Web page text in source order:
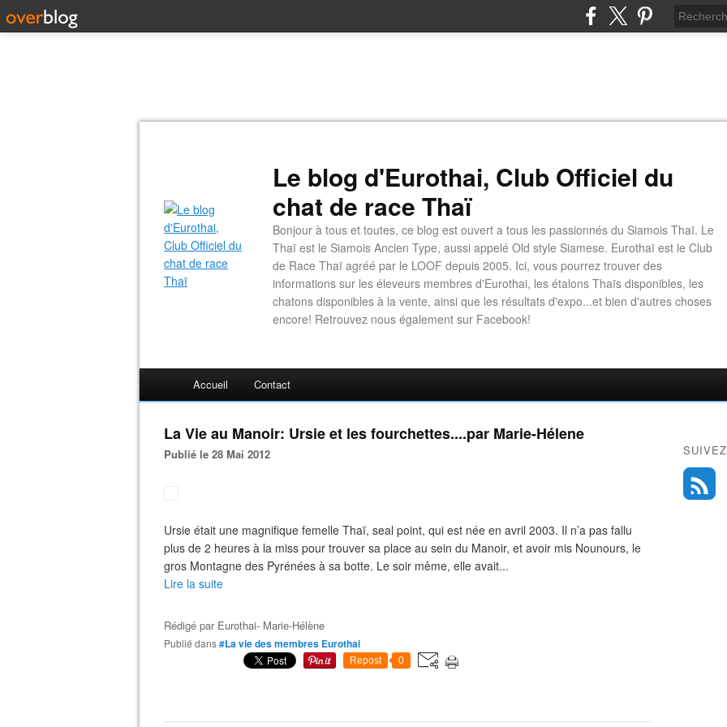
Le blog d'Eurothai, Club Officiel du
chat de race Thaï
Bonjour à tous et toutes, ce blog est ouvert a tous les passionnés du Siamois Thaï. Le
Thaï est le Siamois Ancien Type, aussi appelé Old style Siamese. Eurothaï est le Club
de Race Thaï agréé par le LOOF depuis 2005. Ici, vous pourrez trouver des
informations sur les éleveurs membres d'Eurothai, les étalons Thaïs disponibles, les
chatons disponibles à la vente, ainsi que les résultats d'expo...et bien d'autres choses
encore! Retrouvez nous également sur Facebook!
Accueil Contact
La Vie au Manoir: Ursie et les fourchettes....par Marie-Hélene
Publié le 28 Mai 2012
Ursie était une magnifique femelle Thaï, seal point, qui est née en avril 2003. Il n’a pas fallu
plus de 2 heures à la miss pour trouver sa place au sein du Manoir, et avoir mis Nounours, le
gros Montagne des Pyrénées à sa botte. Le soir même, elle avait...
Lire la suite
Rédigé par Eurothai- Marie-Hélène
Publié dans#La vie des membres Eurothai
Repost 0